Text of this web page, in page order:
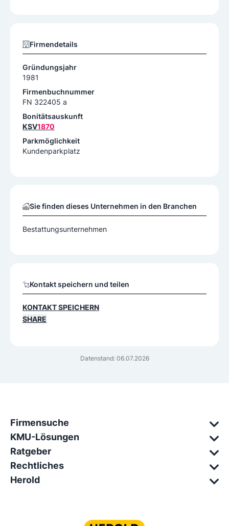
Datenstand: 06.07.2026
Firmendetails
Gründungsjahr
1981
Firmenbuchnummer
FN 322405 a
Bonitätsauskunft
KSV1870
Parkmöglichkeit
Kundenparkplatz
Sie finden dieses Unternehmen in den Branchen
Bestattungsunternehmen
Kontakt speichern und teilen
KONTAKT SPEICHERN
SHARE
Firmensuche
KMU-Lösungen
Ratgeber
Rechtliches
Herold